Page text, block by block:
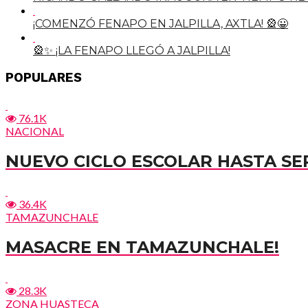
¡COMENZÓ FENAPO EN JALPILLA, AXTLA! 🎡😀
🎡✨ ¡LA FENAPO LLEGÓ A JALPILLA!
POPULARES
76.1K
NACIONAL
NUEVO CICLO ESCOLAR HASTA
36.4K
TAMAZUNCHALE
MASACRE EN TAMAZUNCHALE!
28.3K
ZONA HUASTECA